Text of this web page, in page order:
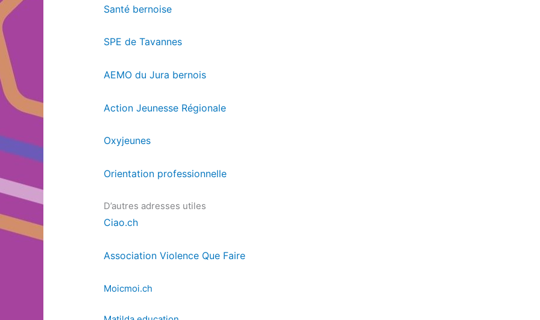
Santé bernoise
SPE de Tavannes
AEMO du Jura bernois
Action Jeunesse Régionale
Oxyjeunes
Orientation professionnelle
D’autres adresses utiles
Ciao.ch
Association Violence Que Faire
Moicmoi.ch